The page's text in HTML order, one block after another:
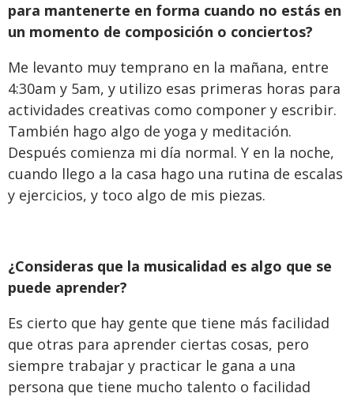
para mantenerte en forma cuando no estás en
un momento de composición o conciertos?
Me levanto muy temprano en la mañana, entre
4:30am y 5am, y utilizo esas primeras horas para
actividades creativas como componer y escribir.
También hago algo de yoga y meditación.
Después comienza mi día normal. Y en la noche,
cuando llego a la casa hago una rutina de escalas
y ejercicios, y toco algo de mis piezas.
¿Consideras que la musicalidad es algo que se
puede aprender?
Es cierto que hay gente que tiene más facilidad
que otras para aprender ciertas cosas, pero
siempre trabajar y practicar le gana a una
persona que tiene mucho talento o facilidad